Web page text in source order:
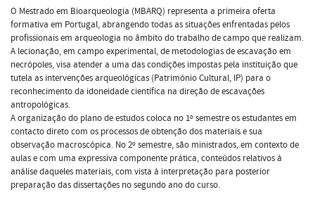
O Mestrado em Bioarqueologia (MBARQ) representa a primeira oferta
formativa em Portugal, abrangendo todas as situações enfrentadas pelos
profissionais em arqueologia no âmbito do trabalho de campo que realizam.
A lecionação, em campo experimental, de metodologias de escavação em
necrópoles, visa atender a uma das condições impostas pela instituição que
tutela as intervenções arqueológicas (Património Cultural, IP) para o
reconhecimento da idoneidade científica na direção de escavações
antropológicas.
A organização do plano de estudos coloca no 1º semestre os estudantes em
contacto direto com os processos de obtenção dos materiais e sua
observação macroscópica. No 2º semestre, são ministrados, em contexto de
aulas e com uma expressiva componente prática, conteúdos relativos à
análise daqueles materiais, com vista à interpretação para posterior
preparação das dissertações no segundo ano do curso.